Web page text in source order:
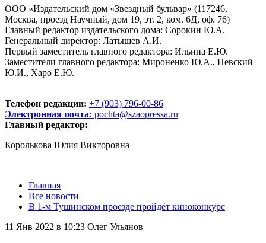
ООО «Издательский дом «Звездный бульвар» (117246,
Москва, проезд Научный, дом 19, эт. 2, ком. 6Д, оф. 76)
Главный редактор издательского дома: Сорокин Ю.А.
Генеральный директор: Латышев А.И.
Первый заместитель главного редактора: Ильина Е.Ю.
Заместители главного редактора: Мироненко Ю.А., Невский
Ю.И., Харо Е.Ю.
Телефон редакции: +7 (903) 796-00-86
Электронная почта: pochta@szaopressa.ru
Главный редактор:
Королькова Юлия Викторовна
Главная
Все новости
В 1-м Тушинском проезде пройдёт киноконкурс
11 Янв 2022 в 10:23 Олег Ульянов